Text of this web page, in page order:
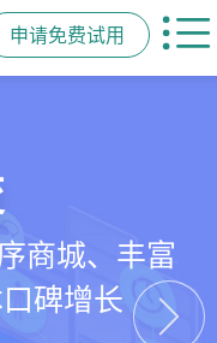
申请免费试用
流、转化、
命周期增长
单、试听转
团队
务流程、智
员长期价值
商城、丰富
碑增长